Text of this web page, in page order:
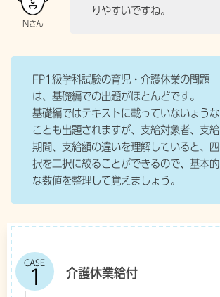
りやすいですね。
FP1級学科試験の育児・介護休業の問題
は、基礎編での出題がほとんどです。
基礎編ではテキストに載っていないょうな
ことも出題されますが、支給対象者、支給
期間、支給額の違いを理解していると、四
択を二択に絞ることができるので、基本的
な数値を整理して覚えましょう。
CASE
介護休業給付